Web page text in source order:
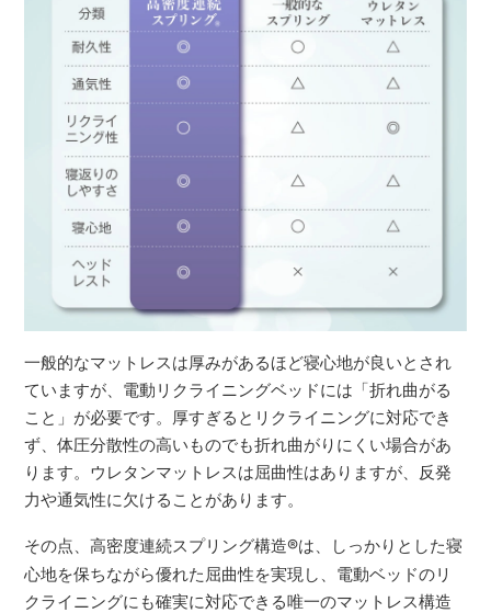
一般的なマットレスは厚みがあるほど寝心地が良いとされ
ていますが、電動リクライニングベッドには「折れ曲がる
こと」が必要です。厚すぎるとリクライニングに対応でき
ず、体圧分散性の高いものでも折れ曲がりにくい場合があ
ります。ウレタンマットレスは屈曲性はありますが、反発
力や通気性に欠けることがあります。
その点、高密度連続スプリング構造®は、しっかりとした寝
心地を保ちながら優れた屈曲性を実現し、電動ベッドのリ
クライニングにも確実に対応できる唯一のマットレス構造